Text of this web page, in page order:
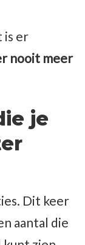
is er
nooit meer
je
Dit keer
aantal die